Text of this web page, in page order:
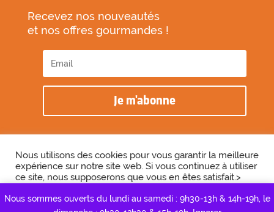
Nous sommes ouverts du lundi au samedi : 9h30-13h & 14h-19h, le
Recevez nos nouveautés
et nos offres gourmandes !
Je m'abonne
2026 © Biscuiterie des Vénètes
Réalisé par l’agenceGraine de Cactus
Nous utilisons des cookies pour vous garantir la meilleure
expérience sur notre site web. Si vous continuez à utiliser
ce site, nous supposerons que vous en êtes satisfait.>
Cookie Settings Accepter